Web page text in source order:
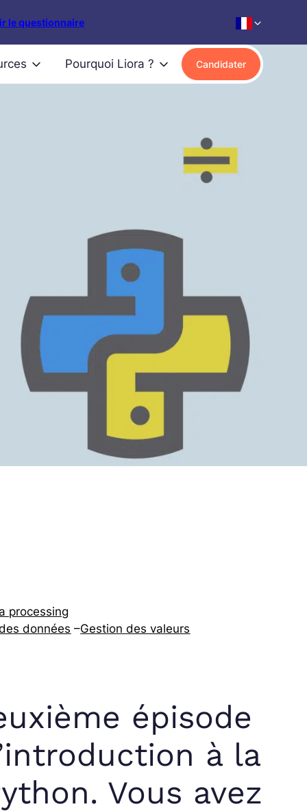
le questionnaire
Pourquoi Liora ? Candidater
processing
données –Gestion des valeurs
épisode
à la
Vous avez